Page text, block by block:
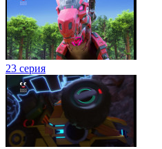
23 серия